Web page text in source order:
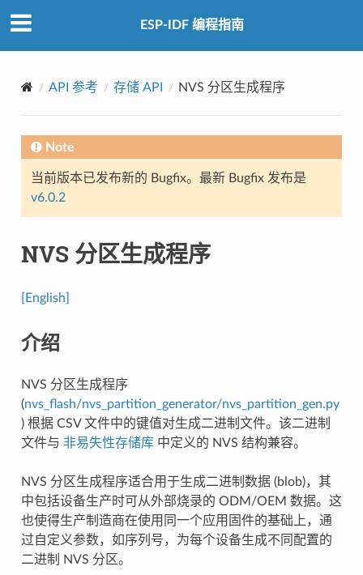
ESP-IDF 编程指南
API 参考 存储 API NVS 分区生成程序
Note
当前版本已发布新的 Bugfix。最新 Bugfix 发布是
v6.0.2
NVS 分区生成程序
[English]
介绍
NVS 分区生成程序
(nvs_flash/nvs_partition_generator/nvs_partition_gen.py
) 根据 CSV 文件中的键值对生成二进制文件。该二进制
文件与 非易失性存储库中定义的 NVS 结构兼容。
NVS 分区生成程序适合用于生成二进制数据 (blob)，其
中包括设备生产时可从外部烧录的 ODM/OEM 数据。这
也使得生产制造商在使用同一个应用固件的基础上，通
过自定义参数，如序列号，为每个设备生成不同配置的
二进制 NVS 分区。